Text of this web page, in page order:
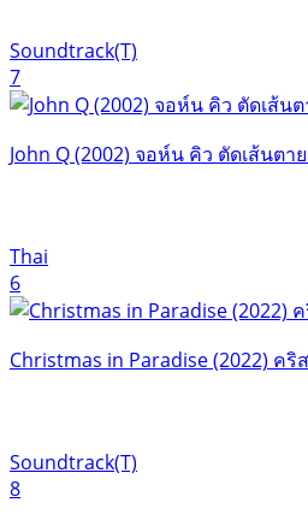
Soundtrack(T)
7
John Q (2002) จอห์น คิว ตัดเส้นต
Thai
6
Christmas in Paradise (2022) ค
Soundtrack(T)
8